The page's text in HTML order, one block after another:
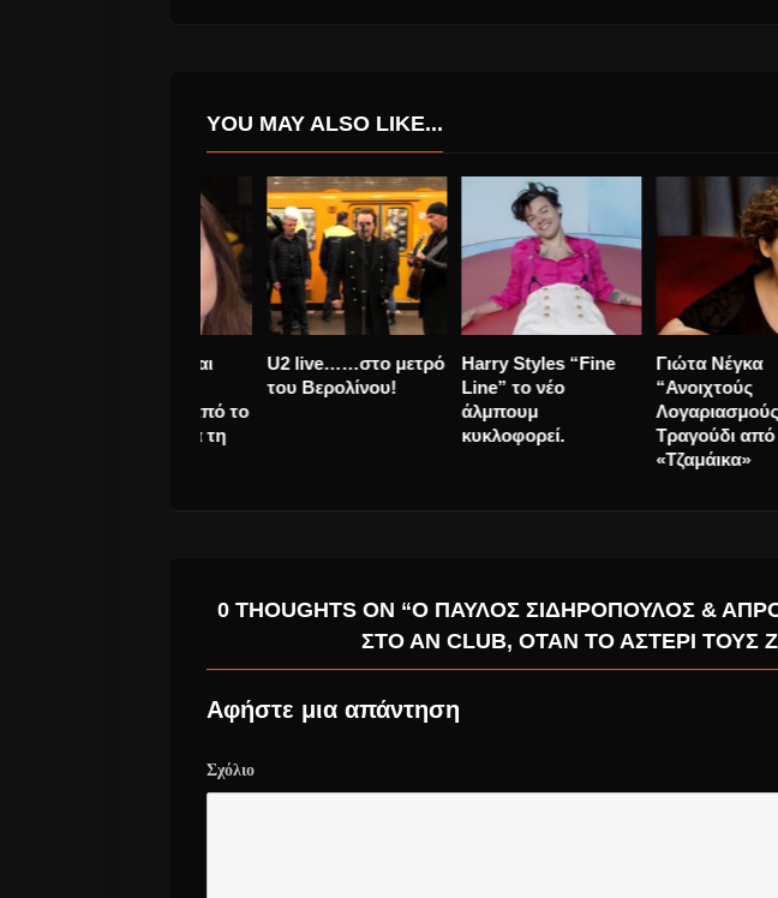
YOU MAY ALSO LIKE...
Ariana Grande
“Positions” deluxe
έκδοση με νέα
τραγούδια.
Αρετή Κετιμέ και
Χοροσταλίτες
αποσύρονται από το
διαγωνισμό για τη
U2 live……στο μετρό
του Βερολίνου!
0 THOUGHTS ON “Ο ΠΑΎΛΟΣ ΣΙΔΗΡΌΠΟΥΛΟΣ &
ΣΤΟ ΑΝ CLUB, ΌΤΑΝ ΤΟ ΑΣΤΈΡΙ ΤΟΥΣ
Αφήστε μια απάντηση
Σχόλιο